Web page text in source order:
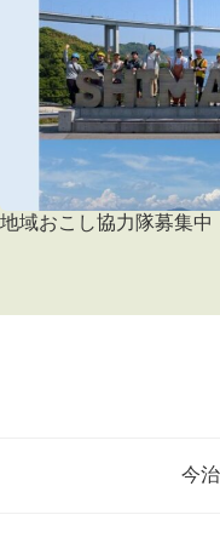
地域おこし協力隊募集中
今